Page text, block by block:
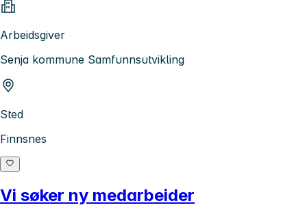
Arbeidsgiver
Senja kommune Samfunnsutvikling
Sted
Finnsnes
Vi søker ny medarbeider